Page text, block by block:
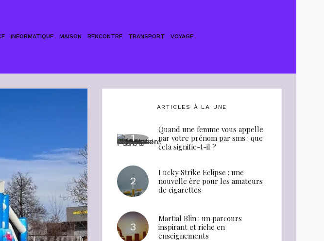
INFORMATIQUE MAISON RENCONTRE TRANSPORT VOYAGE
ARTICLES À LA UNE
Quand une femme vous appelle
par votre prénom par sms : que
cela signifie-t-il ?
Lucky Strike Eclipse : une
nouvelle ère pour les amateurs
de cigarettes
Martial Blin : un parcours
inspirant et riche en
enseignements